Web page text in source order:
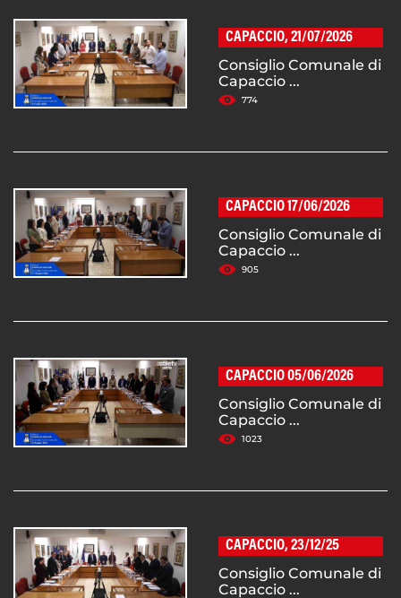
CAPACCIO, 21/07/2026
Consiglio Comunale di
Capaccio ...
774
CAPACCIO 17/06/2026
Consiglio Comunale di
Capaccio ...
905
CAPACCIO 05/06/2026
Consiglio Comunale di
Capaccio ...
1023
CAPACCIO, 23/12/25
Consiglio Comunale di
Capaccio ...